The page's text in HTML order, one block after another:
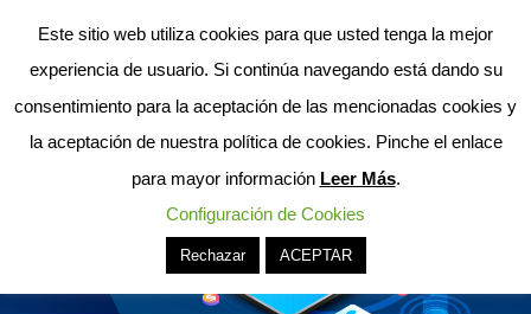
Este sitio web utiliza cookies para que usted tenga la mejor
experiencia de usuario. Si continúa navegando está dando su
consentimiento para la aceptación de las mencionadas cookies y
la aceptación de nuestra política de cookies. Pinche el enlace
para mayor información Leer Más.
Configuración de Cookies
Rechazar ACEPTAR